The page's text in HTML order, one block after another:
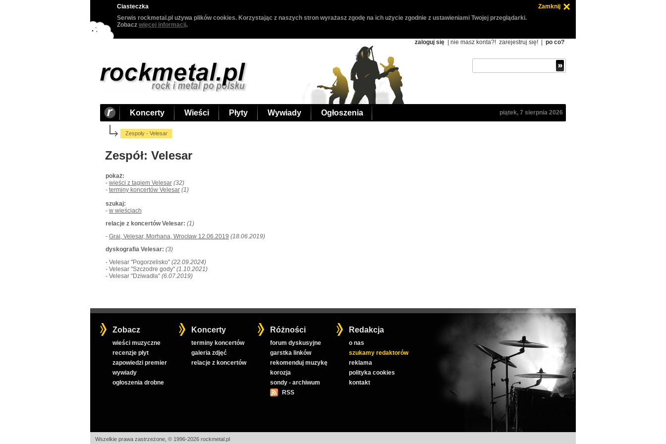
Ciasteczka
Zamknij
Serwis rockmetal.pl używa plików cookies. Korzystając z naszych stron wyrażasz zgodę na ich użycie zgodnie z ustawieniami Twojej przeglądarki.
Zobacz więcej informacji.
zaloguj się | nie masz konta?! zarejestruj się! po co?
Koncerty Wieści Płyty Wywiady Ogłoszenia piątek, 7 sierpnia 2026
Zespoły - Velesar
Zespół: Velesar
pokaż:
- wieści z tagiem Velesar (32)
- terminy koncertów Velesar (1)
szukaj:
- w wieściach
relacje z koncertów Velesar: (1)
- Grai, Velesar, Morhana, Wrocław 12.06.2019 (18.06.2019)
dyskografia Velesar: (3)
- Velesar "Pogorzelisko" (22.09.2024)
- Velesar "Szczodre gody" (1.10.2021)
- Velesar "Dziwadła" (6.07.2019)
Zobacz
wieści muzyczne
recenzje płyt
zapowiedzi premier
wywiady
ogłoszenia drobne
Koncerty
terminy koncertów
galeria zdjęć
relacje z koncertów
Różności
forum dyskusyjne
garstka linków
rekomenduj muzykę
korozja
sondy - archiwum
RSS
Redakcja
o nas
szukamy redaktorów
reklama
polityka cookies
kontakt
Wszelkie prawa zastrzeżone, © 1996-2026 rockmetal.pl